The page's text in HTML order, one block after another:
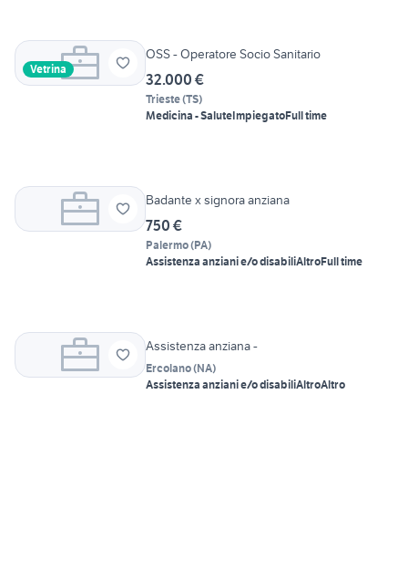
Vetrina
OSS - Operatore Socio Sanitario
32.000 €
Trieste(TS)
Medicina - SaluteImpiegatoFull time
Badante x signora anziana
750 €
Palermo(PA)
Assistenza anziani e/o disabiliAltroFull time
Assistenza anziana -
Ercolano(NA)
Assistenza anziani e/o disabiliAltroAltro